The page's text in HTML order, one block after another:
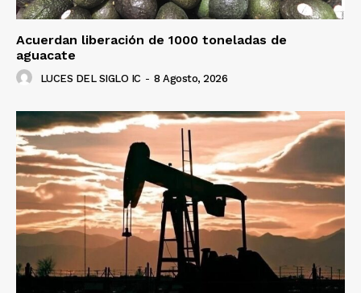
Acuerdan liberación de 1000 toneladas de
aguacate
LUCES DEL SIGLO IC - 8 Agosto, 2026